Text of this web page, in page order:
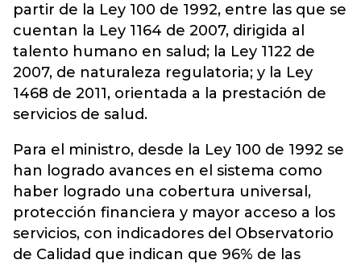
partir de la Ley 100 de 1992, entre las que se
cuentan la Ley 1164 de 2007, dirigida al
talento humano en salud; la Ley 1122 de
2007, de naturaleza regulatoria; y la Ley
1468 de 2011, orientada a la prestación de
servicios de salud.
Para el ministro, desde la Ley 100 de 1992 se
han logrado avances en el sistema como
haber logrado una cobertura universal,
protección financiera y mayor acceso a los
servicios, con indicadores del Observatorio
de Calidad que indican que 96% de las